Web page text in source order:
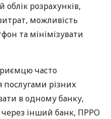
розрахунків,
можливість
та мінімізувати
часто
послугами різних
в одному банку,
через інший банк, ПРРО